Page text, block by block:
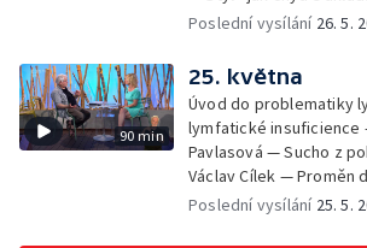
Veronika Slaninová —
Schneiderová —
Košťálek a Jan Vojtko
planety - Jan Maxián,
Hesová — Český svaz
Šrailová
Poslední vysílání 26. 5.
90 min
25. května
Úvod do problematiky
lymfatické insuficience -
Pavlasová — Sucho z
Václav Cílek — Proměn
bezpečnosti dětí na
Poslední vysílání 25. 5.